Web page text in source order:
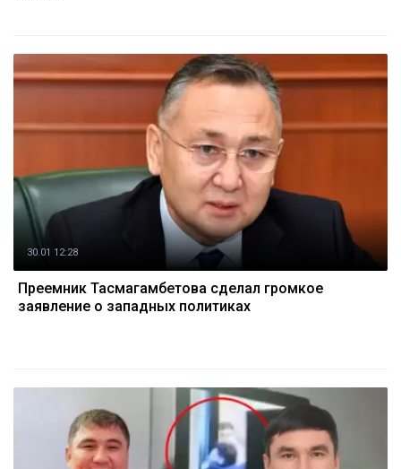
30.01 12:28
Преемник Тасмагамбетова сделал громкое
заявление о западных политиках